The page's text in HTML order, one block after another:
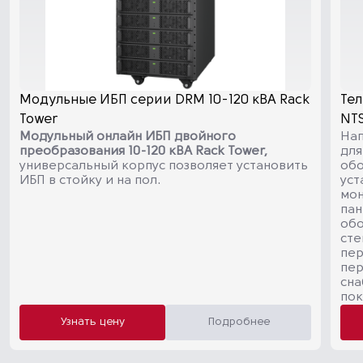
Модульные ИБП серии DRM 10-120 кВА Rack
Tower
Модульный онлайн ИБП двойного
преобразования 10-120 кВА Rack Tower,
универсальный корпус позволяет установить
ИБП в стойку и на пол.
Узнать цену Подробнее